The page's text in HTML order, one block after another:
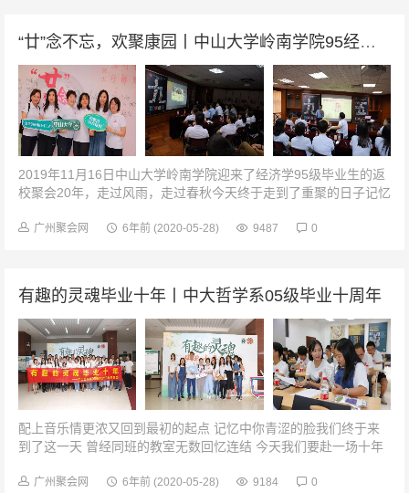
“廿”念不忘，欢聚康园丨中山大学岭南学院95经济学毕业20周年
2019年11月16日中山大学岭南学院迎来了经济学95级毕业生的返
校聚会20年，走过风雨，走过春秋今天终于走到了重聚的日子记忆
的旧照片，镌刻着...
广州聚会网 6年前 (2020-05-28) 9487 0
有趣的灵魂毕业十年丨中大哲学系05级毕业十周年
配上音乐情更浓又回到最初的起点 记忆中你青涩的脸我们终于来
到了这一天 曾经同班的教室无数回忆连结 今天我们要赴一场十年
广州聚会网 6年前 (2020-05-28) 9184 0